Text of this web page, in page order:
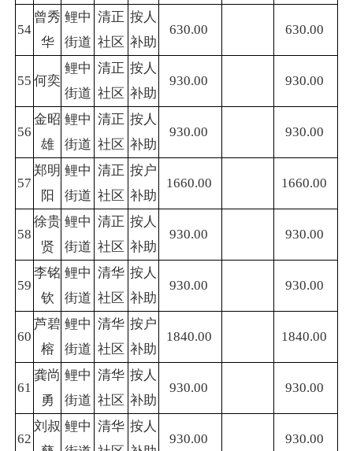
54
曾秀
华
鲤中
街道
清正
社区
按人
补助
630.00 630.00
55 何奕
鲤中
街道
清正
社区
按人
补助
930.00 930.00
56
金昭
雄
鲤中
街道
清正
社区
按人
补助
930.00 930.00
57
郑明
阳
鲤中
街道
清正
社区
按户
补助
1660.00 1660.00
58
徐贵
贤
鲤中
街道
清正
社区
按人
补助
930.00 930.00
59
李铭
钦
鲤中
街道
清华
社区
按人
补助
930.00 930.00
60
芦碧
榕
鲤中
街道
清华
社区
按户
补助
1840.00 1840.00
61
龚尚
勇
鲤中
街道
清华
社区
按人
补助
930.00 930.00
62
刘叔 鲤中 清华 按人
930.00 930.00